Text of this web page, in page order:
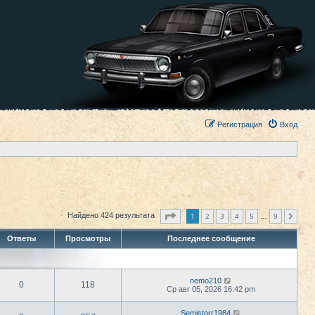
Вход
Регистрация
Найдено 424 результата Страница из9
1 2 3 4 5 9
Ответы Просмотры Последнее сообщение
0 118
nemo210
Ср авг 05, 2026 16:42 pm
Semistorr1984